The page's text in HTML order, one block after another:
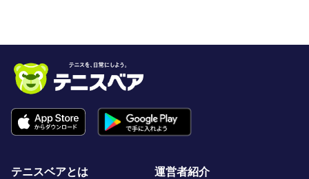
テニスベアとは 運営者紹介